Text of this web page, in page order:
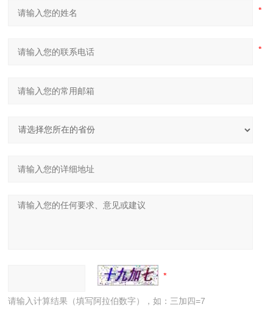
请输入计算结果（填写阿拉伯数字），如：三加四=7